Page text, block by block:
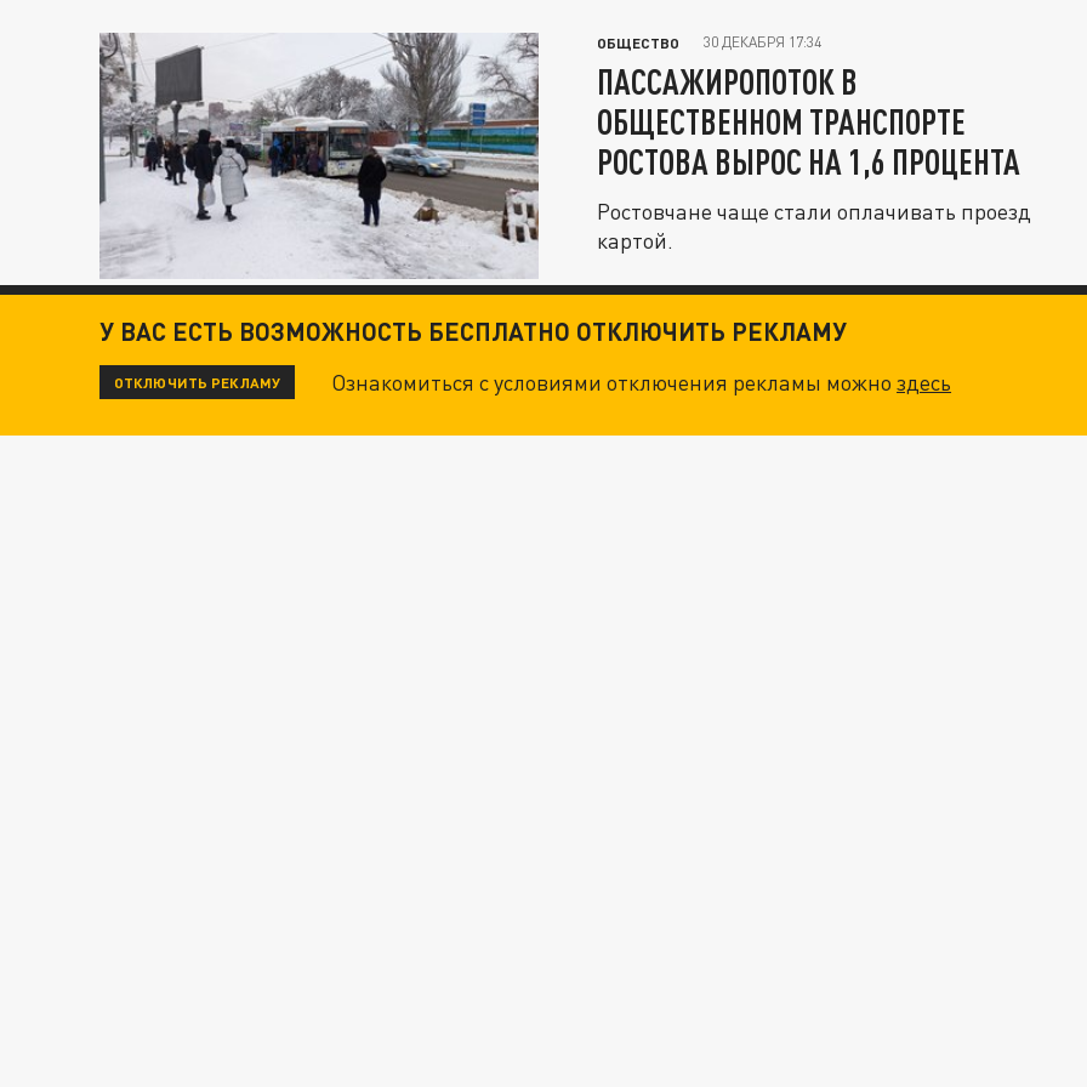
ОБЩЕСТВО 30 ДЕКАБРЯ 17:34
ПАССАЖИРОПОТОК В
ОБЩЕСТВЕННОМ ТРАНСПОРТЕ
РОСТОВА ВЫРОС НА 1,6 ПРОЦЕНТА
Ростовчане чаще стали оплачивать проезд
картой.
У ВАС ЕСТЬ ВОЗМОЖНОСТЬ БЕСПЛАТНО ОТКЛЮЧИТЬ РЕКЛАМУ
ОТКЛЮЧИТЬ РЕКЛАМУ Ознакомиться с условиями отключения рекламы можноздесь